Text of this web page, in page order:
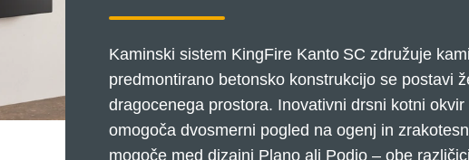
Kaminski sistem KingFire Kanto SC združuje
predmontirano betonsko konstrukcijo se postavi
dragocenega prostora. Inovativni drsni kotni
omogoča dvosmerni pogled na ogenj in
mogoče med dizajni Plano ali Podio – obe